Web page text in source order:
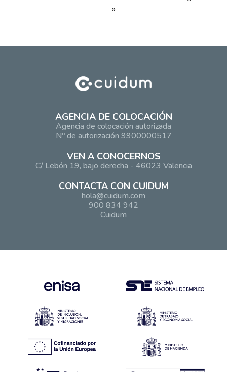
»
AGENCIA DE COLOCACIÓN
Agencia de colocación autorizada
Nº de autorización 9900000517
VEN A CONOCERNOS
C/ Lebón 19, bajo derecha - 46023 Valencia
CONTACTA CON CUIDUM
hola@cuidum.com
900 834 942
Cuidum